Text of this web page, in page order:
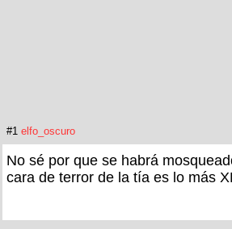
#1 elfo_oscuro
No sé por que se habrá
cara de terror de la tía es lo más